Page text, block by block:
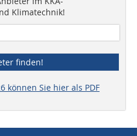
Klimatechnik!
finden!
können Sie hier als PDF